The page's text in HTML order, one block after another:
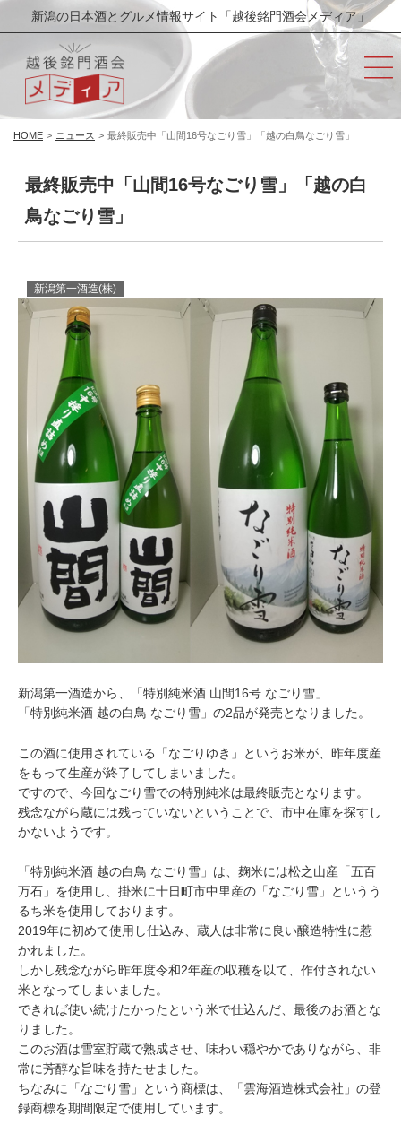
新潟の日本酒とグルメ情報サイト「越後銘門酒会メディア」
HOME > ニュース > 最終販売中「山間16号なごり雪」「越の白鳥なごり雪」
最終販売中「山間16号なごり雪」「越の白
鳥なごり雪」
新潟第一酒造(株)
新潟第一酒造から、「特別純米酒 山間16号 なごり雪」
「特別純米酒 越の白鳥 なごり雪」の2品が発売となりました。
この酒に使用されている「なごりゆき」というお米が、昨年度産
をもって生産が終了してしまいました。
ですので、今回なごり雪での特別純米は最終販売となります。
残念ながら蔵には残っていないということで、市中在庫を探すし
かないようです。
「特別純米酒 越の白鳥 なごり雪」は、麹米には松之山産「五百
万石」を使用し、掛米に十日町市中里産の「なごり雪」というう
るち米を使用しております。
2019年に初めて使用し仕込み、蔵人は非常に良い醸造特性に惹
かれました。
しかし残念ながら昨年度令和2年産の収穫を以て、作付されない
米となってしまいました。
できれば使い続けたかったという米で仕込んだ、最後のお酒とな
りました。
このお酒は雪室貯蔵で熟成させ、味わい穏やかでありながら、非
常に芳醇な旨味を持たせました。
ちなみに「なごり雪」という商標は、「雲海酒造株式会社」の登
録商標を期間限定で使用しています。